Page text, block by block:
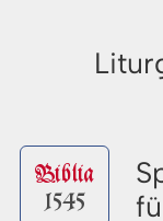
Biblia
1545